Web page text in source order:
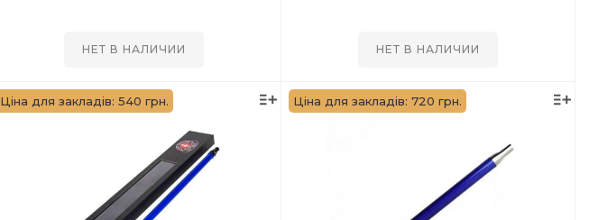
НЕТ В НАЛИЧИИ НЕТ В НАЛИЧИИ
Ціна для закладів: 540 грн. Ціна для закладів: 720 грн.